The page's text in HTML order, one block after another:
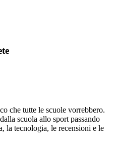
che tutte le scuole vorrebbero.
scuola allo sport passando
la tecnologia, le recensioni e le